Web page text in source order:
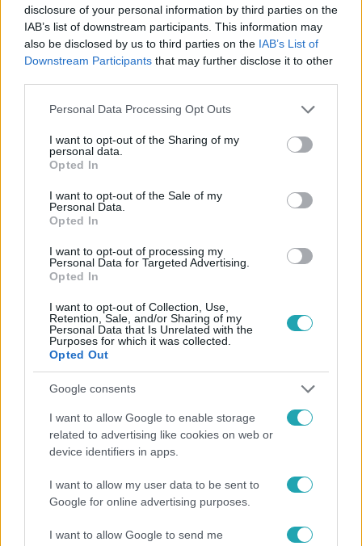
disclosure of your personal information by third parties on the
IAB’s list of downstream participants. This information may
also be disclosed by us to third parties on the IAB’s List of
Downstream Participants that may further disclose it to other
Please note that this website/app uses one or more Google
not limited to your visit or usage behaviour. You may click to
grant or deny consent to Google and its third-party tags to
use your data for below specified purposes in below Google
consent section.
Personal Data Processing Opt Outs
I want to opt-out of the Sharing of my
personal data.
Opted In
I want to opt-out of the Sale of my
Personal Data.
Opted In
I want to opt-out of processing my
Personal Data for Targeted Advertising.
Opted In
I want to opt-out of Collection, Use,
Retention, Sale, and/or Sharing of my
Personal Data that Is Unrelated with the
Purposes for which it was collected.
Opted Out
Google consents
I want to allow Google to enable storage
related to advertising like cookies on web or
device identifiers in apps.
I want to allow my user data to be sent to
Google for online advertising purposes.
I want to allow Google to send me
Kövess minket, és értesülj a friss hírekről a
Facebookon is!
KÖZÖSSÉGI MÉDIA #KÖVETŐK #PARÓDIA
Népszerű